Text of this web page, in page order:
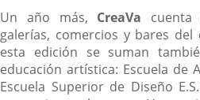
Un año más, CreaVa
galerías, comercios y bares
esta edición se suman
educación artística: Escuela de
Escuela Supe­rior de Diseño